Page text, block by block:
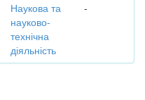
Наукова та
науково-
технічна
діяльність
-